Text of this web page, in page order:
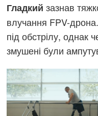
Гладкий зазнав
влучання FPV-
під обстрілу, однак
змушені були